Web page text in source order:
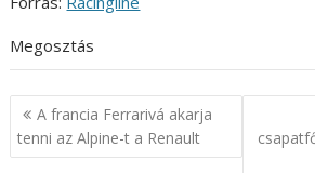
Megosztás
Bejegyzés
navigáció
A francia Ferrarivá akarja
tenni az Alpine-t a Renault